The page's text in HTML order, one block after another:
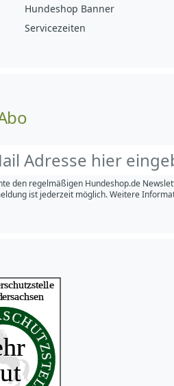
Hundeshop Banner
Servicezeiten
den regelmäßigen Hundeshop.de
ist jederzeit möglich. Weitere